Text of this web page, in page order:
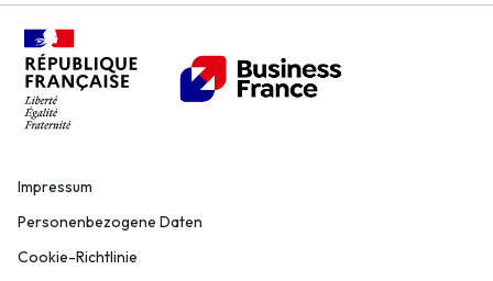
Impressum
Personenbezogene Daten
Cookie-Richtlinie